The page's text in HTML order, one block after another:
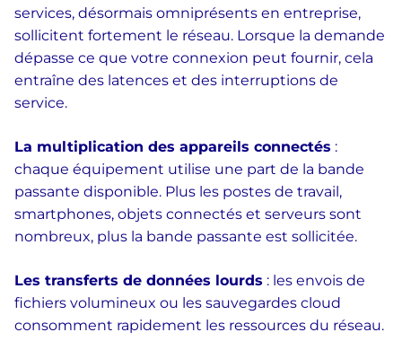
services, désormais omniprésents en entreprise,
sollicitent fortement le réseau. Lorsque la demande
dépasse ce que votre connexion peut fournir, cela
entraîne des latences et des interruptions de
service.
La multiplication des appareils connectés :
chaque équipement utilise une part de la bande
passante disponible. Plus les postes de travail,
smartphones, objets connectés et serveurs sont
nombreux, plus la bande passante est sollicitée.
Les transferts de données lourds : les envois de
fichiers volumineux ou les sauvegardes cloud
consomment rapidement les ressources du réseau.